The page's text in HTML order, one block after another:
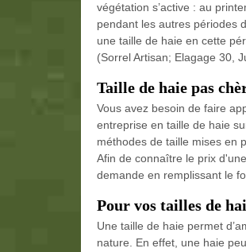
végétation s’active : au
pendant les autres périodes
une taille de haie en cette
(Sorrel Artisan; Elagage 30,
Taille de haie pas
Vous avez besoin de faire
entreprise en taille de haie
méthodes de taille mises en
Afin de connaître le prix
demande en remplissant le
Pour vos tailles de
Une taille de haie permet
nature. En effet, une haie